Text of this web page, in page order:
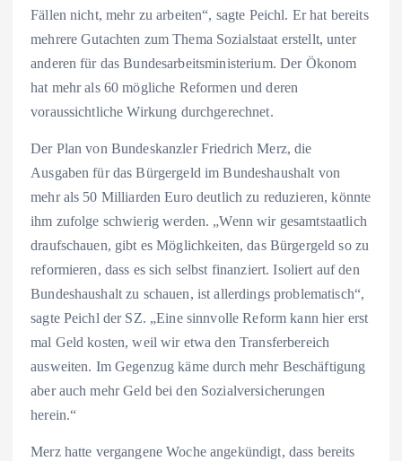
Fällen nicht, mehr zu arbeiten“, sagte Peichl. Er hat bereits
mehrere Gutachten zum Thema Sozialstaat erstellt, unter
anderen für das Bundesarbeitsministerium. Der Ökonom
hat mehr als 60 mögliche Reformen und deren
voraussichtliche Wirkung durchgerechnet.
Der Plan von Bundeskanzler Friedrich Merz, die
Ausgaben für das Bürgergeld im Bundeshaushalt von
mehr als 50 Milliarden Euro deutlich zu reduzieren, könnte
ihm zufolge schwierig werden. „Wenn wir gesamtstaatlich
draufschauen, gibt es Möglichkeiten, das Bürgergeld so zu
reformieren, dass es sich selbst finanziert. Isoliert auf den
Bundeshaushalt zu schauen, ist allerdings problematisch“,
sagte Peichl der SZ. „Eine sinnvolle Reform kann hier erst
mal Geld kosten, weil wir etwa den Transferbereich
ausweiten. Im Gegenzug käme durch mehr Beschäftigung
aber auch mehr Geld bei den Sozialversicherungen
herein.“
Merz hatte vergangene Woche angekündigt, dass bereits